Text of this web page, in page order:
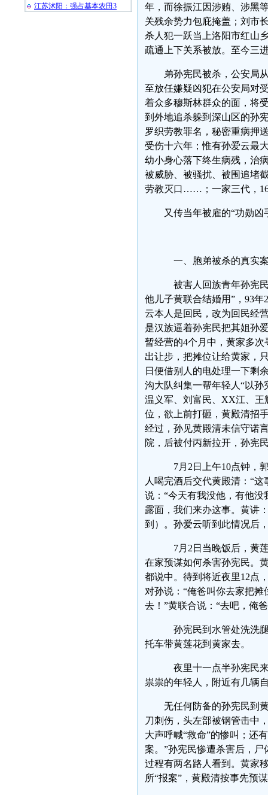
江苏沭阳：强占基本农田3
年，而徐振江因涉贿、涉黑
关残余势力包庇掩盖；刘市
杀人犯一跃当上洛阳市红山
疏通上下关系被放。至今
弟孙宪民被杀，公安局
至放任嫌疑凶犯在公安局对
着众多穆斯林群众的面，将
到外地追杀躲到深山区的孙
罗织劳教罪名，秘密重病押
受伤十六年；惟有孙爱云最
幼小身心落下终生病残，治
被威胁、被骚扰、被围追堵
劳教灭口……；一家三代
又传当年被雇的“功勋
一、胞弟被杀的真
被害人回族青年孙宪
他儿子黄联合结婚用”，93
云本人是回民，改为回民经
是汉族逼着孙宪民把其姐孙
暂经营的4个月中，黄家多
出让步，把摊位让给黄家，
日便借别人的电处理一下剩
沟大队纠集一帮年轻人“以
温义军、刘富民、XX江、王
位，欲上前打砸，黄殿清招
经过，孙见黄殿清未信守诺
院，后被付丙新拉开，孙
7月2日上午10点钟，
人喝完酒后交代黄殿清：“
说：“今天有我没他，有他
露面，我们来办这事。黄讲
到）。孙爱云听到此情况
7月2日当晚饭后，黄
在家预谋如何杀害孙宪民。
都说中。待到将近夜里12点
对孙说：“俺爸叫你去家把
去！”黄联合说：“去吧，
孙宪民到水管处洗洗
托车带黄莲花到黄家去
夜里十一点半孙宪民
祟祟的年轻人，附近有几
无任何防备的孙宪民到
刀刺伤，头左部被钢管击中
大声呼喊“救命”的惨叫；还
案。”孙宪民惨遭杀害后，
过程有两名路人看到。黄家
所“报案”，黄殿清按事先